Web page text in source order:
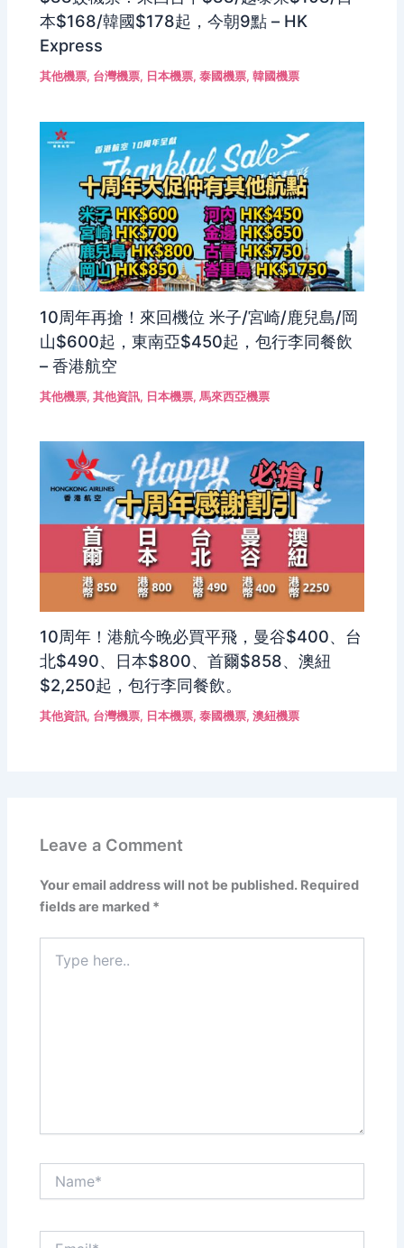
本$168/韓國$178起，今朝9點 – HK
Express
其他機票, 台灣機票, 日本機票,泰國機票,韓國機票
10周年再搶！來回機位 米子/宮崎/鹿兒島/岡
山$600起，東南亞$450起，包行李同餐飲
– 香港航空
其他機票,其他資訊, 日本機票,馬來西亞機票
10周年！港航今晚必買平飛，曼谷$400、台
北$490、日本$800、首爾$858、澳紐
$2,250起，包行李同餐飲。
其他資訊, 台灣機票, 日本機票,泰國機票,澳紐機票
Leave a Comment
Your email address will not be published. Required
fields are marked *
here..